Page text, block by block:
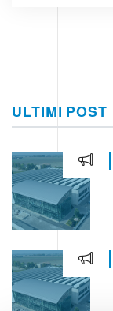
ULTIMI POST